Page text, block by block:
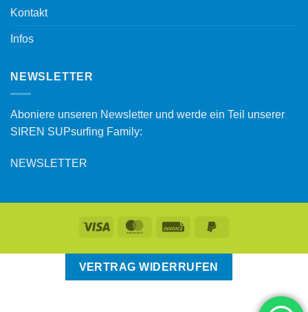
Kontakt
Infos
NEWSLETTER
Aboniere unseren Newsletter und werde ein Teil unserer
SIREN SUPsurfing Family:
NEWSLETTER
VERTRAG WIDERRUFEN